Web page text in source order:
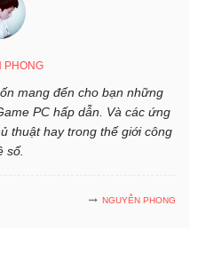
PHONG
mang đến cho bạn những
PC hấp dẫn. Và các ứng
thuật hay trong thế giới công
số.
NGUYỄN PHONG